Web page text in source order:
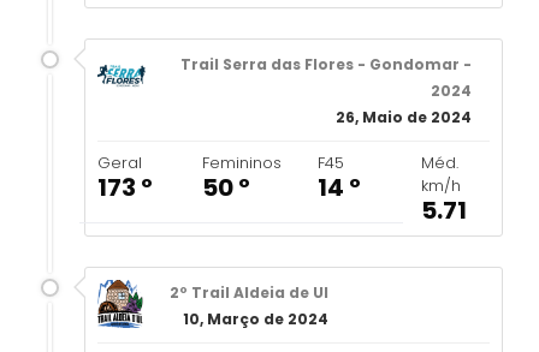
Trail Serra das Flores - Gondomar -
2024
26, Maio de 2024
Geral
173 º
Femininos
50 º
F45
14 º
Méd.
km/h
5.71
2º Trail Aldeia de Ul
10, Março de 2024